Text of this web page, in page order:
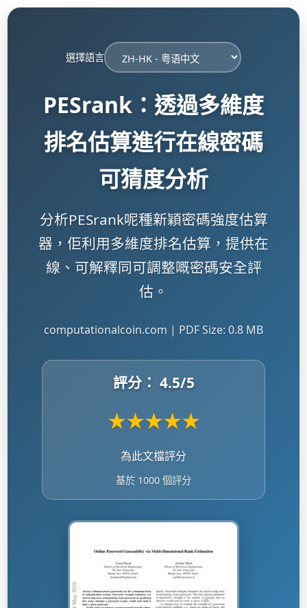
選擇語言
PESrank：透過多維度
排名估算進行在線密碼
可猜度分析
分析PESrank呢種新穎密碼強度估算
器，佢利用多維度排名估算，提供在
線、可解釋同可調整嘅密碼安全評
估。
computationalcoin.com | PDF Size: 0.8 MB
評分： 4.5/5
★★★★★
為此文檔評分
基於 1000 個評分